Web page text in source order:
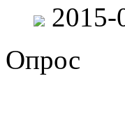
2015-
Опрос